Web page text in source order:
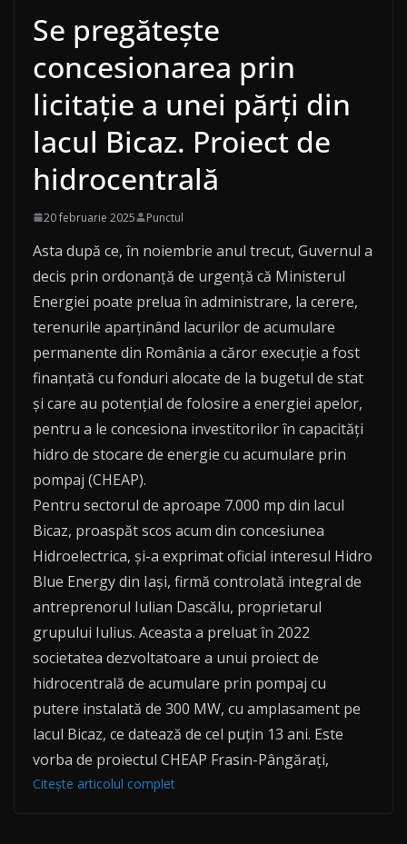
Se pregătește
concesionarea prin
licitație a unei părți din
lacul Bicaz. Proiect de
hidrocentrală
20 februarie 2025 Punctul
Asta după ce, în noiembrie anul trecut, Guvernul a
decis prin ordonanță de urgență că Ministerul
Energiei poate prelua în administrare, la cerere,
terenurile aparținând lacurilor de acumulare
permanente din România a căror execuție a fost
finanțată cu fonduri alocate de la bugetul de stat
și care au potențial de folosire a energiei apelor,
pentru a le concesiona investitorilor în capacități
hidro de stocare de energie cu acumulare prin
pompaj (CHEAP).
Pentru sectorul de aproape 7.000 mp din lacul
Bicaz, proaspăt scos acum din concesiunea
Hidroelectrica, și-a exprimat oficial interesul Hidro
Blue Energy din Iași, firmă controlată integral de
antreprenorul Iulian Dascălu, proprietarul
grupului Iulius. Aceasta a preluat în 2022
societatea dezvoltatoare a unui proiect de
hidrocentrală de acumulare prin pompaj cu
putere instalată de 300 MW, cu amplasament pe
lacul Bicaz, ce datează de cel puțin 13 ani. Este
vorba de proiectul CHEAP Frasin-Pângărați,
Citește articolul complet